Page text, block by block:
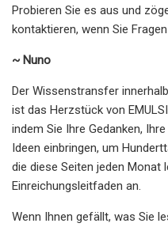
Probieren Sie es aus und
kontaktieren, wenn Sie
~ Nuno
Der Wissenstransfer
ist das Herzstück von
indem Sie Ihre Gedanken,
Ideen einbringen, um
die diese Seiten jeden Monat
Einreichungsleitfaden an.
Wenn Ihnen gefällt, was Sie